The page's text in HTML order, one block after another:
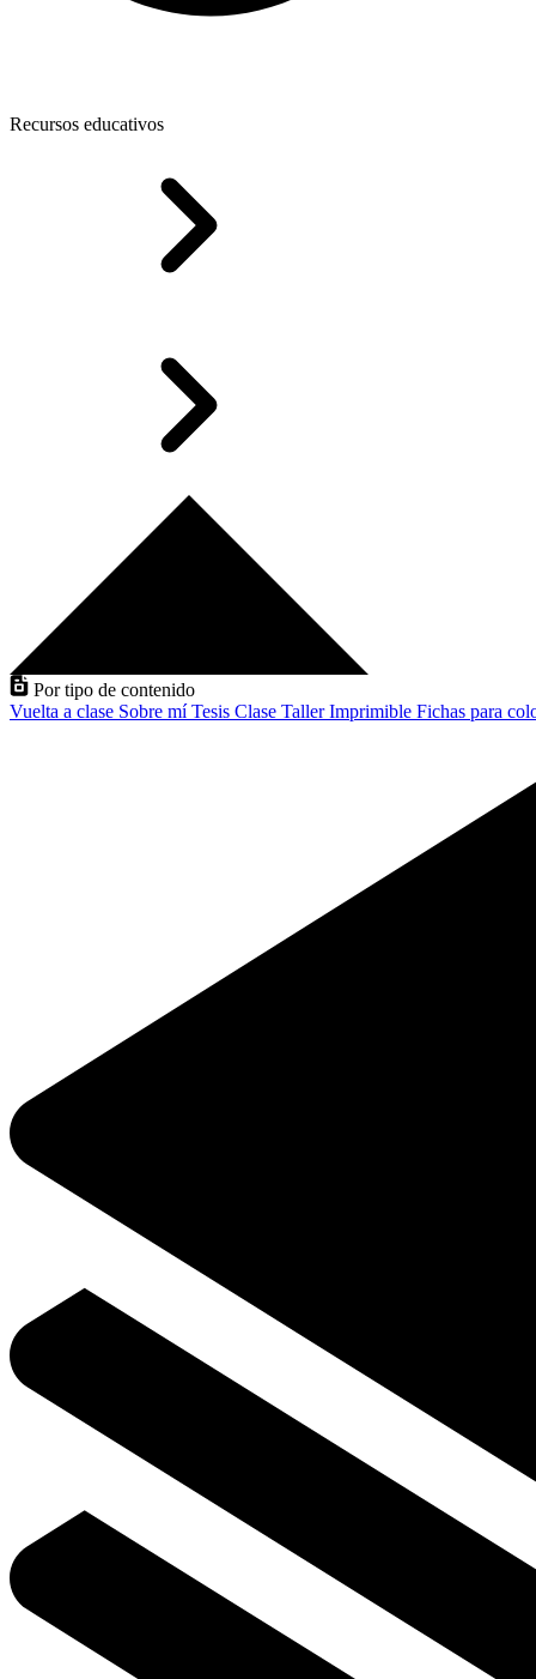
Recursos educativos
Por tipo de contenido
Vuelta a clase Sobre míTesis Clase TallerImprimible Fichas para